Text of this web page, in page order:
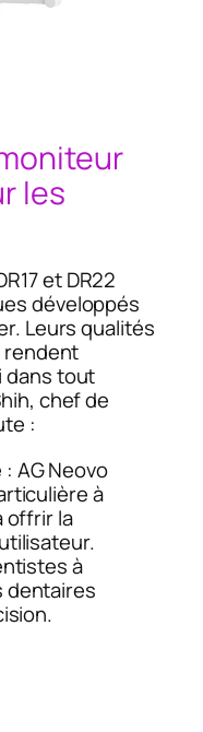
les
et DR22
développés
Leurs qualités
dans tout
chef de
:
AG Neovo
à
offrir la
à
dentaires